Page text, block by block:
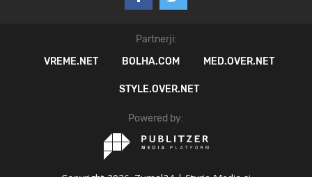
Partnerji:
VREME.NET
BOLHA.COM MED.OVER.NET
STYLE.OVER.NET
Powered by: